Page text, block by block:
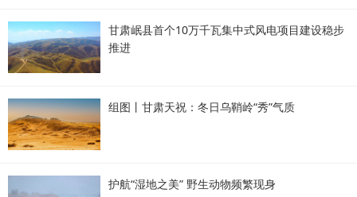
甘肃岷县首个10万千瓦集中式风电项目建设稳步
推进
组图丨甘肃天祝：冬日乌鞘岭“秀”气质
护航“湿地之美” 野生动物频繁现身